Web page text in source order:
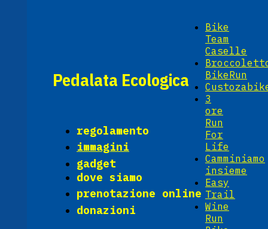
Bike
Team
Caselle
BikeRun
3
ore
Run
For
Life
Camminiamo
insieme
Easy
Trail
Wine
Run
Pedalata Ecologica
regolamento
immagini
gadget
dove siamo
prenotazione online
donazioni